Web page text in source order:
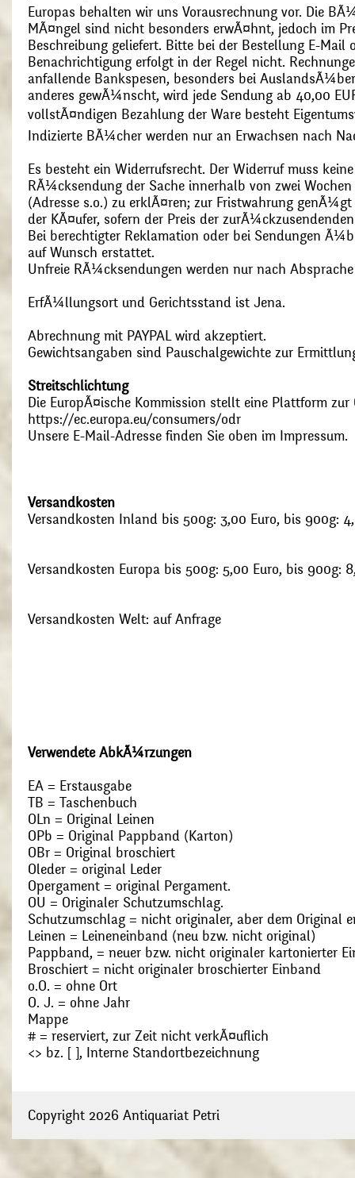
Europas behalten wir uns Vorausrechnung vor. Die
MÃ¤ngel sind nicht besonders erwÃ¤hnt, jedoch im
Beschreibung geliefert. Bitte bei der Bestellung E-Mail
Benachrichtigung erfolgt in der Regel nicht.
anfallende Bankspesen, besonders bei
anderes gewÃ¼nscht, wird jede Sendung ab 40,00
vollstÃ¤ndigen Bezahlung der Ware besteht
Indizierte BÃ¼cher werden nur an Erwachsen nach
Es besteht ein Widerrufsrecht. Der Widerruf muss
RÃ¼cksendung der Sache innerhalb von zwei
(Adresse s.o.) zu erklÃ¤ren; zur Fristwahrung
der KÃ¤ufer, sofern der Preis der
Bei berechtigter Reklamation oder bei Sendungen
auf Wunsch erstattet.
Unfreie RÃ¼cksendungen werden nur nach
ErfÃ¼llungsort und Gerichtsstand ist Jena.
Abrechnung mit PAYPAL wird akzeptiert.
Gewichtsangaben sind Pauschalgewichte zur
Streitschlichtung
Die EuropÃ¤ische Kommission stellt eine Plattform
https://ec.europa.eu/consumers/odr
Unsere E-Mail-Adresse finden Sie oben im Impressum.
Versandkosten
Versandkosten Inland bis 500g: 3,00 Euro, bis 900g:
Versandkosten Europa bis 500g: 5,00 Euro, bis 900g:
Versandkosten Welt: auf Anfrage
Verwendete AbkÃ¼rzungen
EA = Erstausgabe
TB = Taschenbuch
OLn = Original Leinen
OPb = Original Pappband (Karton)
OBr = Original broschiert
Oleder = original Leder
Opergament = original Pergament.
OU = Originaler Schutzumschlag.
Schutzumschlag = nicht originaler, aber dem Original
Leinen = Leineneinband (neu bzw. nicht original)
Pappband, = neuer bzw. nicht originaler kartonierter
Broschiert = nicht originaler broschierter Einband
o.O. = ohne Ort
O. J. = ohne Jahr
Mappe
# = reserviert, zur Zeit nicht verkÃ¤uflich
<> bz. [ ], Interne Standortbezeichnung
Copyright 2026 Antiquariat Petri